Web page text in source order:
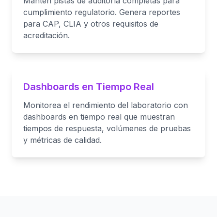
cumplimiento regulatorio. Genera reportes
para CAP, CLIA y otros requisitos de
acreditación.
Dashboards en Tiempo Real
Monitorea el rendimiento del laboratorio con
dashboards en tiempo real que muestran
tiempos de respuesta, volúmenes de pruebas
y métricas de calidad.